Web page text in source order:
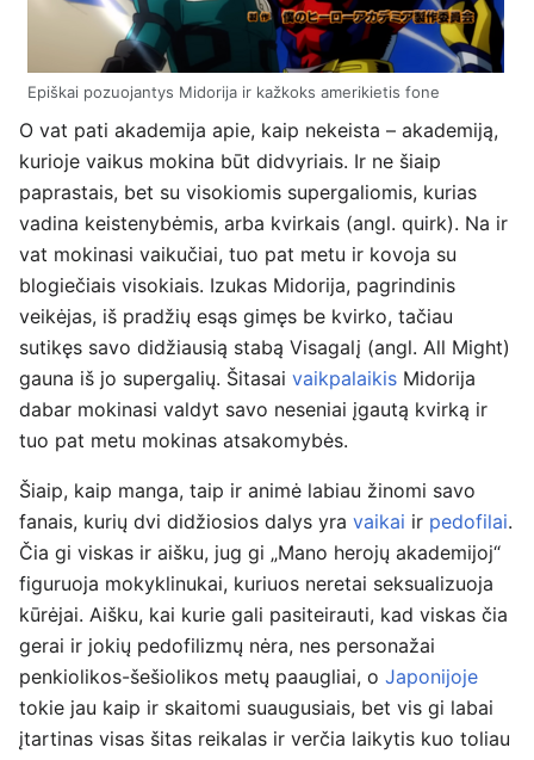
Epiškai pozuojantys Midorija ir kažkoks amerikietis fone
O vat pati akademija apie, kaip nekeista – akademiją,
kurioje vaikus mokina būt didvyriais. Ir ne šiaip
paprastais, bet su visokiomis supergaliomis, kurias
vadina keistenybėmis, arba kvirkais (angl. quirk). Na ir
vat mokinasi vaikučiai, tuo pat metu ir kovoja su
blogiečiais visokiais. Izukas Midorija, pagrindinis
veikėjas, iš pradžių esąs gimęs be kvirko, tačiau
sutikęs savo didžiausią stabą Visagalį (angl. All Might)
gauna iš jo supergalių. Šitasai vaikpalaikis Midorija
dabar mokinasi valdyt savo neseniai įgautą kvirką ir
tuo pat metu mokinas atsakomybės.
Šiaip, kaip manga, taip ir animė labiau žinomi savo
fanais, kurių dvi didžiosios dalys yra vaikai ir pedofilai.
Čia gi viskas ir aišku, jug gi „Mano herojų akademijoj“
figuruoja mokyklinukai, kuriuos neretai seksualizuoja
kūrėjai. Aišku, kai kurie gali pasiteirauti, kad viskas čia
gerai ir jokių pedofilizmų nėra, nes personažai
penkiolikos-šešiolikos metų paaugliai, o Japonijoje
tokie jau kaip ir skaitomi suaugusiais, bet vis gi labai
įtartinas visas šitas reikalas ir verčia laikytis kuo toliau